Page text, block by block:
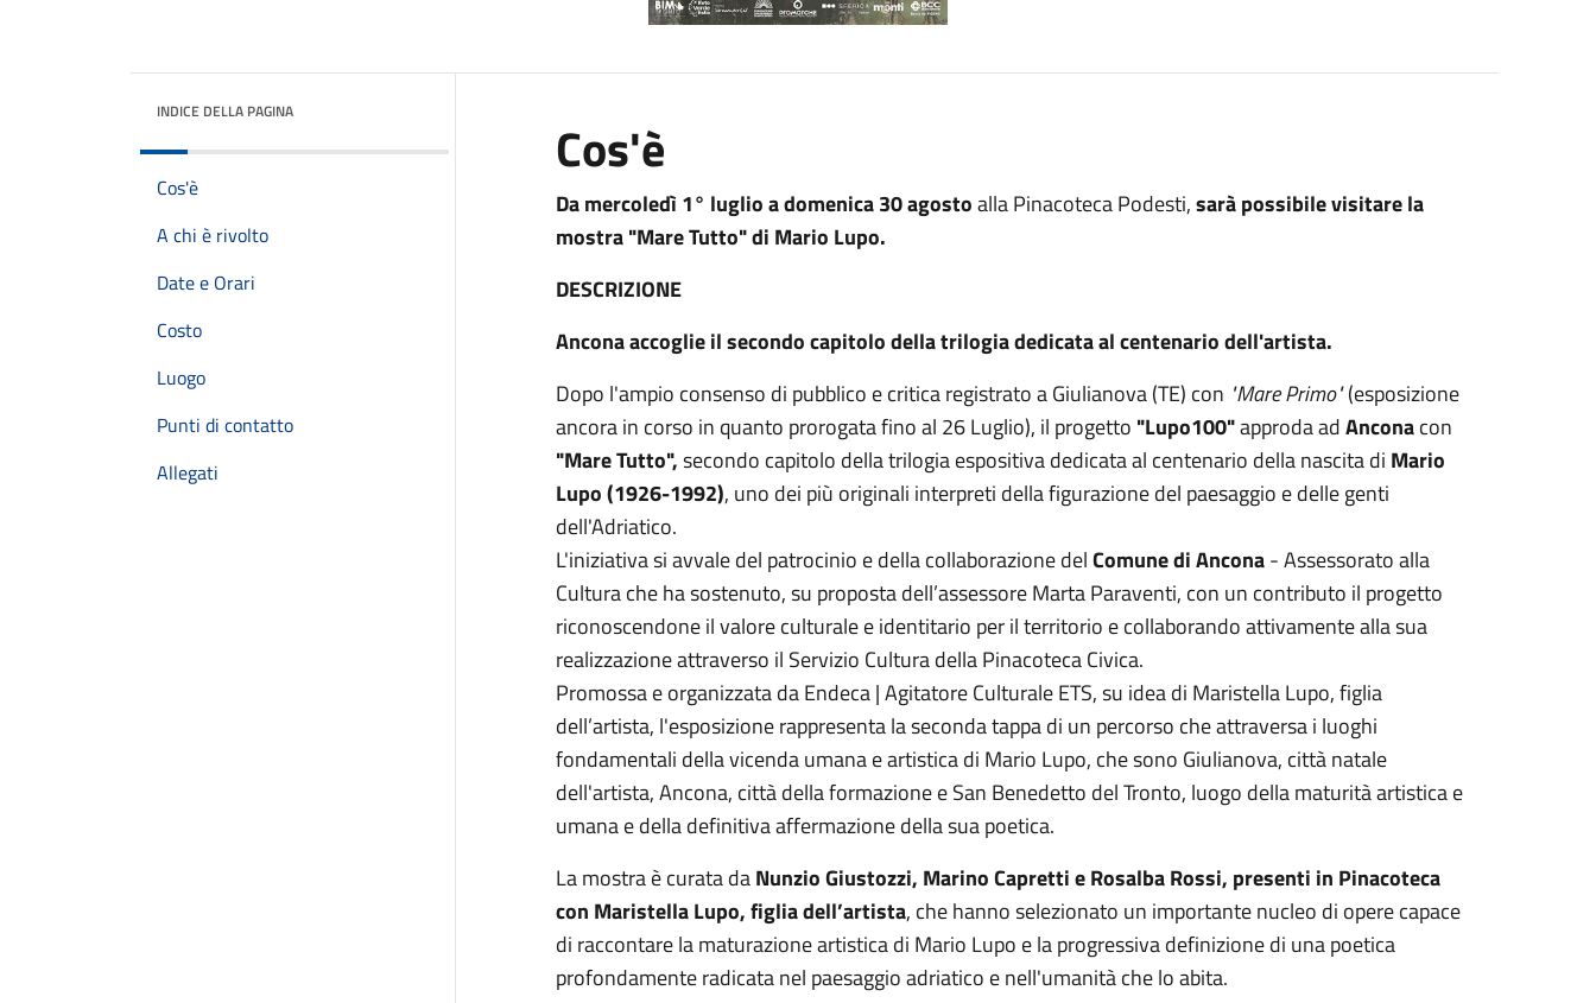
INDICE DELLA PAGINA
Cos'è
A chi è rivolto
Date e Orari
Costo
Luogo
Punti di contatto
Allegati
Cos'è
Da mercoledì 1° luglio a domenica 30 agostoalla Pinacoteca Podesti,sarà possibile visitare la
mostra "Mare Tutto" di Mario Lupo.
DESCRIZIONE
Ancona accoglie il secondo capitolo della trilogia dedicata al centenario dell'artista.
Dopo l'ampio consenso di pubblico e critica registrato a Giulianova (TE) con "Mare Primo"(esposizione
ancora in corso in quanto prorogata fino al 26 Luglio), il progetto "Lupo100"approda adAnconacon
"Mare Tutto",secondo capitolo della trilogia espositiva dedicata al centenario della nascita di Mario
Lupo (1926-1992), uno dei più originali interpreti della figurazione del paesaggio e delle genti
dell'Adriatico.
L'iniziativa si avvale del patrocinio e della collaborazione delComune di Ancona- Assessorato alla
Cultura che ha sostenuto, su proposta dell’assessore Marta Paraventi, con un contributo il progetto
riconoscendone il valore culturale e identitario per il territorio e collaborando attivamente alla sua
realizzazione attraverso il Servizio Cultura della Pinacoteca Civica.
Promossa e organizzata da Endeca | Agitatore Culturale ETS, su idea di Maristella Lupo, figlia
dell’artista, l'esposizione rappresenta la seconda tappa di un percorso che attraversa i luoghi
fondamentali della vicenda umana e artistica di Mario Lupo, che sono Giulianova, città natale
dell'artista, Ancona, città della formazione e San Benedetto del Tronto, luogo della maturità artistica e
umana e della definitiva affermazione della sua poetica.
La mostra è curata daNunzio Giustozzi, Marino Capretti e Rosalba Rossi, presenti in Pinacoteca
con Maristella Lupo, figlia dell’artista, che hanno selezionato un importante nucleo di opere capace
di raccontare la maturazione artistica di Mario Lupo e la progressiva definizione di una poetica
profondamente radicata nel paesaggio adriatico e nell'umanità che lo abita.